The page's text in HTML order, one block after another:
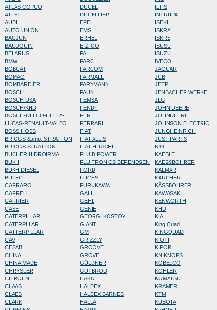
ATLAS COPCO
ATLET
AUDI
AUTO UNION
BAOJUN
BAUDOUIN
BELARUS
BMW
BOBCAT
BOMAG
BOMBARDIER
BOSCH
BOSCH USA
BOSCH/KHD
BOSCH-DELCO-HELLA-
LUCAS-RENAULT-VALEO
BOSS HOSS
BRIGGS &amp; STRATTON
BRIGGS STRATTON
BUCHER HIDROIRMA
BUKH
BUKH DIESEL
BUTEC
CARRARO
CARRELLI
CARRIER
CASE
CATERPILLAR
CATERPLLAR
CATTERPILLAR
CAV
CESAB
CHINA
CHINA MADE
CHRYSLER
CITROEN
CLAAS
CLAES
CLARK
DUCEL
DUCELLIER
EFEL
EMS
ERHEL
E-Z-GO
FAI
FARC
FARCOM
FARMALL
FARYMANN
FAUN
FEMSA
FENDT
FER
FERRARI
FIAT
FIAT ALLIS
FIAT HITACHI
FLUID POWER
FLUITRONICS BERENDSEN
FORD
FUCHS
FURUKAWA
GALI
GEHL
GENIE
GEORGI KOSTOV
GIANT
GM
GRIZZLY
GROOVE
GROVE
GÜLDNER
GUTBROD
HAKO
HALDEX
HALDEX BARNES
HALLA
ILTIS
INTRUPA
ISEKI
ISKRA
ISKRS
ISUSU
ISUZU
IVECO
JAGUAR
JCB
JEEP
JENBACHER WERKE
JLG
JOHN DEERE
JOHNDEERE
JOHNSON ELECTRIC
JUNGHEINRICH
JUST PARTS
K44
KAEBLE
KAESSBOHRER
KALMAR
KÄRCHER
KÄSSBOHRER
KAWASAKI
KENWORTH
KHD
KIA
King Quad
KINGQUAD
KIOTI
KIPOR
KNIKMOPS
KOBELCO
KOHLER
KOMATSU
KRAMER
KTM
KUBOTA